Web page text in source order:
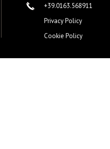
+39.0163.568911
Privacy Policy
Cookie Policy